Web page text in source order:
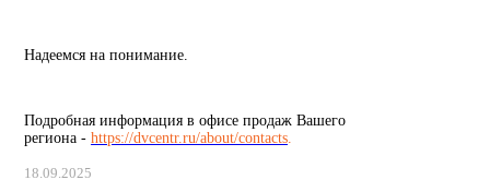
Надеемся на понимание.
Подробная информация в офисе продаж Вашего
региона - https://dvcentr.ru/about/contacts.
18.09.2025